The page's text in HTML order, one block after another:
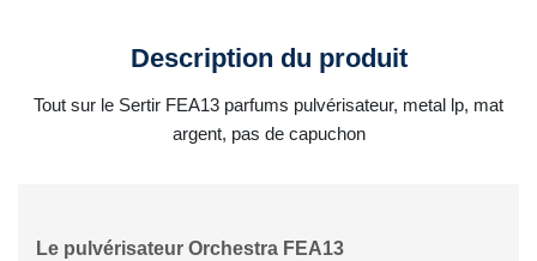
Description du produit
Tout sur le Sertir FEA13 parfums pulvérisateur, metal lp, mat
argent, pas de capuchon
Le pulvérisateur Orchestra FEA13